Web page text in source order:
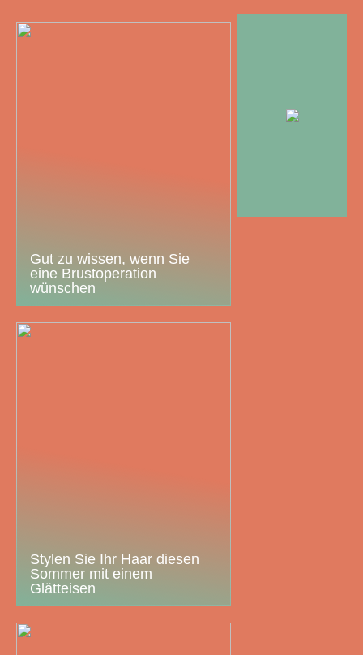
Gut zu wissen, wenn Sie
eine Brustoperation
wünschen
Stylen Sie Ihr Haar diesen
Sommer mit einem
Glätteisen